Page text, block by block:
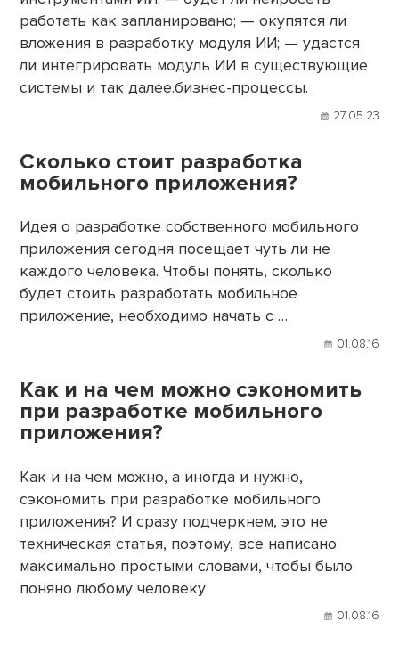
работать как запланировано; — окупятся ли
вложения в разработку модуля ИИ; — удастся
ли интегрировать модуль ИИ в существующие
системы и так далее.бизнес-процессы.
27.05.23
Сколько стоит разработка
мобильного приложения?
Идея о разработке собственного мобильного
приложения сегодня посещает чуть ли не
каждого человека. Чтобы понять, сколько
будет стоить разработать мобильное
приложение, необходимо начать с …
01.08.16
Как и на чем можно сэкономить
при разработке мобильного
приложения?
Как и на чем можно, а иногда и нужно,
сэкономить при разработке мобильного
приложения? И сразу подчеркнем, это не
техническая статья, поэтому, все написано
максимально простыми словами, чтобы было
поняно любому человеку
01.08.16